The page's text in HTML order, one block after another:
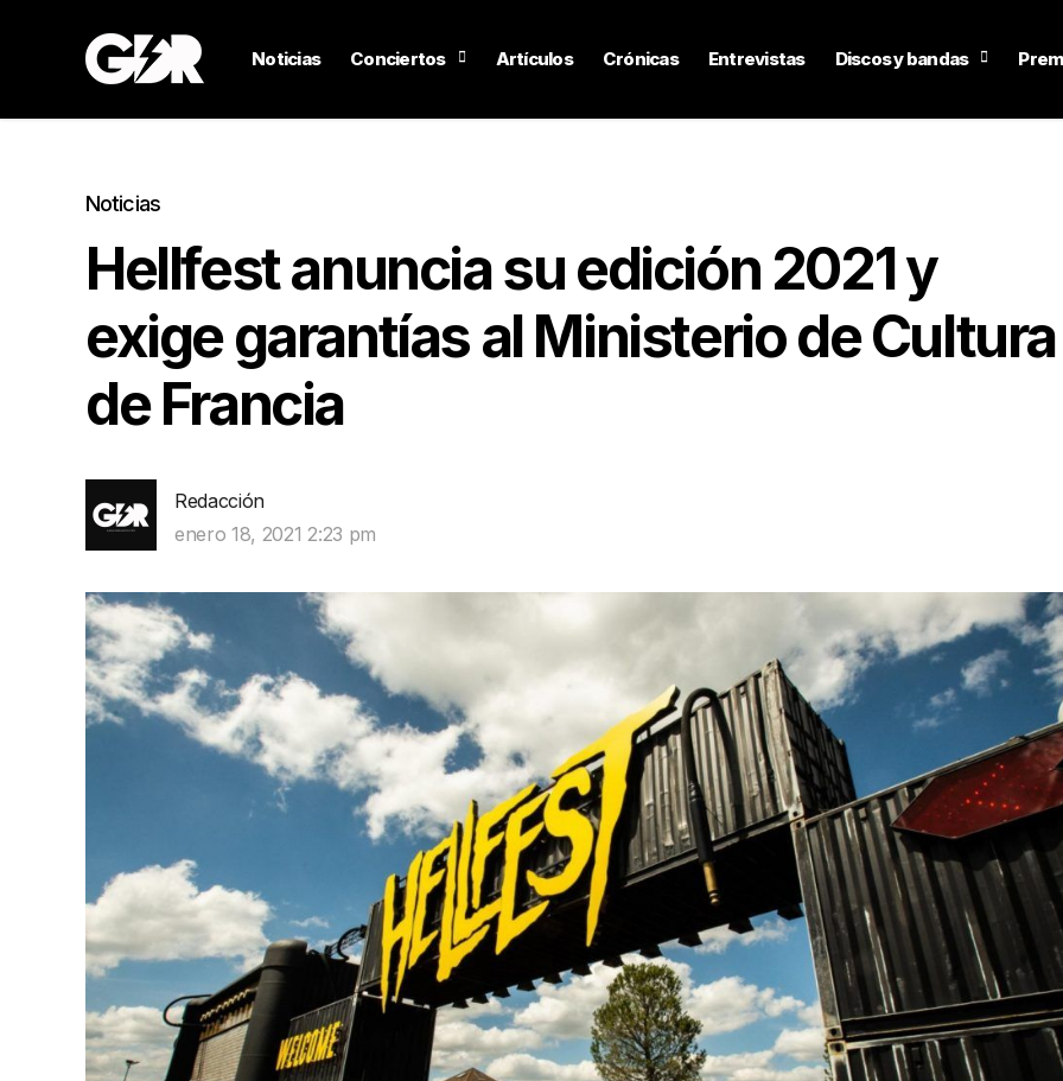
Noticias Conciertos Artículos Crónicas Entrevistas Discos y bandas
Noticias
Hellfest anuncia su edición 2021 y
exige garantías al Ministerio de Cultura
de Francia
Redacción
enero 18, 2021 2:23 pm